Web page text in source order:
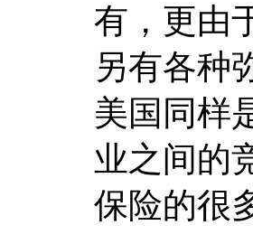
有，更由
另有各种
美国同样
业之间的
保险的很